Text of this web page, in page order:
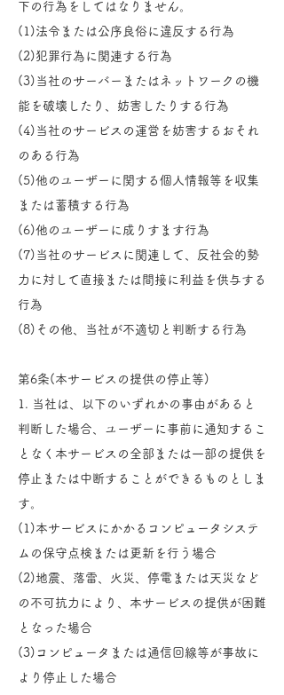
下の行為をしてはなりません。
(1)法令または公序良俗に違反する行為
(2)犯罪行為に関連する行為
(3)当社のサーバーまたはネットワークの機
能を破壊したり、妨害したりする行為
(4)当社のサービスの運営を妨害するおそれ
のある行為
(5)他のユーザーに関する個人情報等を収集
または蓄積する行為
(6)他のユーザーに成りすます行為
(7)当社のサービスに関連して、反社会的勢
力に対して直接または間接に利益を供与する
行為
(8)その他、当社が不適切と判断する行為
第6条(本サービスの提供の停止等)
1. 当社は、以下のいずれかの事由があると
判断した場合、ユーザーに事前に通知するこ
となく本サービスの全部または一部の提供を
停止または中断することができるものとしま
す。
(1)本サービスにかかるコンピュータシステ
ムの保守点検または更新を行う場合
(2)地震、落雷、火災、停電または天災など
の不可抗力により、本サービスの提供が困難
となった場合
(3)コンピュータまたは通信回線等が事故に
より停止した場合